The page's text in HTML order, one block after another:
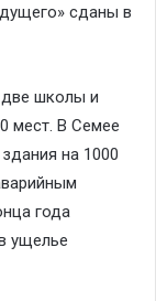
сданы в
две школы и
мест. В Семее
на 1000
года
ущелье